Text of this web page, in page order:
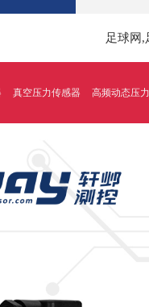
足球网,
真空压力传感器 高频动态压